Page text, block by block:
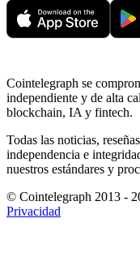
Cointelegraph se
independiente y de alta
blockchain, IA y fintech.
Todas las noticias,
independencia e
nuestros estándares y
© Cointelegraph 2013 -
Privacidad